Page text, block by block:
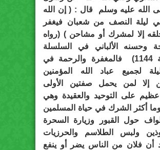
الله عليه وسلم قال : ( إن الله
ليلة النصف من شعبان فيغفر
إلا لمشرك أو مشاحن ) (رواه
وحسنه الألباني في السلسلة
الصحيحة 1144) فالمغفرة والرحمة في
لجميع عباد الله المؤمنين
إلا لمن يحمل صفتين الأولى
على التوحيد والعقيدة وهي
أكثر الشرك في حياة المسلمين
حول القبور وزيارة السحرة
ولبس الطلاسم والحرزيات
أن فلان من الناس يضر أو ينفع